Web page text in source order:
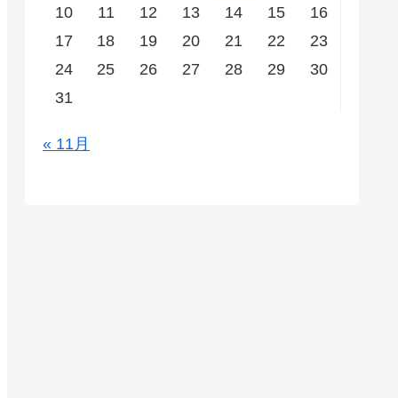
10
11 12 13 14 15
16
17
18 19 20 21 22
23
24
25 26 27 28 29
30
31
« 11月